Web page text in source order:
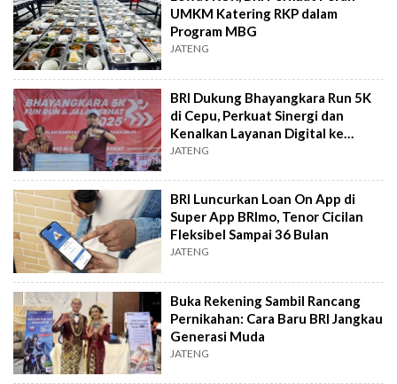
UMKM Katering RKP dalam
Program MBG
JATENG
BRI Dukung Bhayangkara Run 5K
di Cepu, Perkuat Sinergi dan
Kenalkan Layanan Digital ke
Masyarakat
JATENG
BRI Luncurkan Loan On App di
Super App BRImo, Tenor Cicilan
Fleksibel Sampai 36 Bulan
JATENG
Buka Rekening Sambil Rancang
Pernikahan: Cara Baru BRI Jangkau
Generasi Muda
JATENG